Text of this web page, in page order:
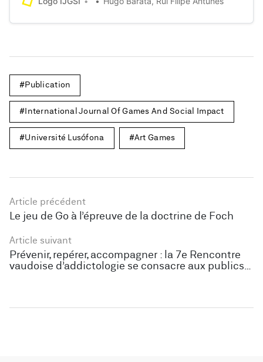
Publication
International Journal Of Games And Social Impact
Université Lusófona Art Games
Article précédent
Le jeu de Go à l’épreuve de la doctrine de Foch
Article suivant
Prévenir, repérer, accompagner : la 7e Rencontre
vaudoise d’addictologie se consacre aux publics